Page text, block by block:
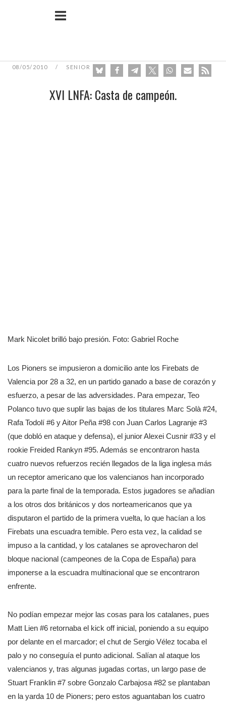
08/05/2010 SENIOR
XVI LNFA: Casta de campeón.
Mark Nicolet brilló bajo presión. Foto: Gabriel Roche
Los Pioners se impusieron a domicilio ante los Firebats de
Valencia por 28 a 32, en un partido ganado a base de corazón y
esfuerzo, a pesar de las adversidades. Para empezar, Teo
Polanco tuvo que suplir las bajas de los titulares Marc Solà #24,
Rafa Todolí #6 y Aitor Peña #98 con Juan Carlos Lagranje #3
(que dobló en ataque y defensa), el junior Alexei Cusnir #33 y el
rookie Freided Rankyn #95. Además se encontraron hasta
cuatro nuevos refuerzos recién llegados de la liga inglesa más
un receptor americano que los valencianos han incorporado
para la parte final de la temporada. Estos jugadores se añadían
a los otros dos británicos y dos norteamericanos que ya
disputaron el partido de la primera vuelta, lo que hacían a los
Firebats una escuadra temible. Pero esta vez, la calidad se
impuso a la cantidad, y los catalanes se aprovecharon del
bloque nacional (campeones de la Copa de España) para
imponerse a la escuadra multinacional que se encontraron
enfrente.
No podían empezar mejor las cosas para los catalanes, pues
Matt Lien #6 retornaba el kick off inicial, poniendo a su equipo
por delante en el marcador; el chut de Sergio Vélez tocaba el
palo y no conseguía el punto adicional. Salían al ataque los
valencianos y, tras algunas jugadas cortas, un largo pase de
Stuart Franklin #7 sobre Gonzalo Carbajosa #82 se plantaban
en la yarda 10 de Pioners; pero estos aguantaban los cuatro